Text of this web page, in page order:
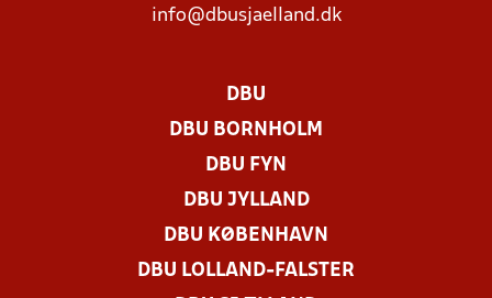
info@dbusjaelland.dk
DBU
DBU BORNHOLM
DBU FYN
DBU JYLLAND
DBU KØBENHAVN
DBU LOLLAND-FALSTER